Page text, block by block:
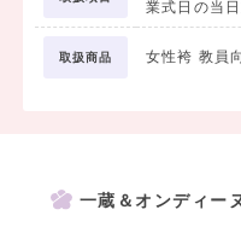
＜プラン内容＞
・前撮り着付け
全身カットはデータでのお渡
業式日の当
取扱商品 女性袴 教員
一蔵＆オンディー